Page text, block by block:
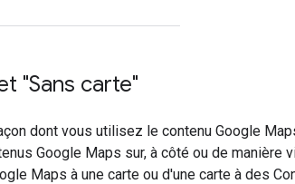
"Sans carte"
dont vous utilisez le contenu Google
Google Maps sur, à côté ou de manière
Maps à une carte ou d'une carte à des